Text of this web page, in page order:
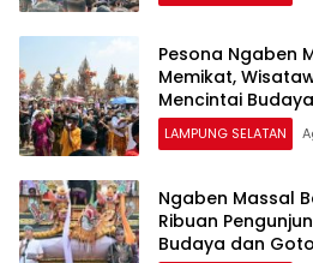
Pesona Ngaben
Memikat,
Mencintai
LAMPUNG SELATAN
Ngaben Massal
Ribuan
Budaya dan